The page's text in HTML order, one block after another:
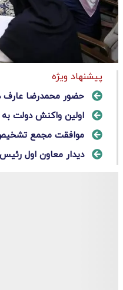
پیشنهاد ویژه
حضور محمدرضا عارف
اولین واکنش دولت
موافقت مجمع تشخیص
دیدار معاون اول